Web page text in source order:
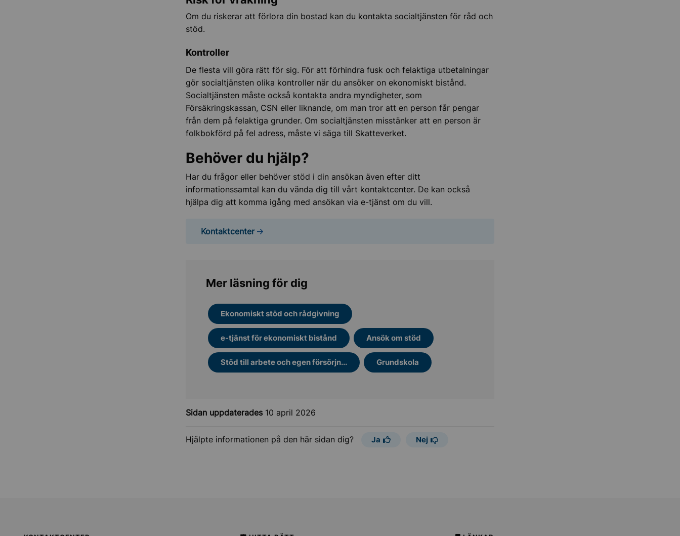
Om du riskerar att förlora din bostad kan du kontakta socialtjänsten för råd och
stöd.
Kontroller
De flesta vill göra rätt för sig. För att förhindra fusk och felaktiga utbetalningar
gör socialtjänsten olika kontroller när du ansöker on ekonomiskt bistånd.
Socialtjänsten måste också kontakta andra myndigheter, som
Försäkringskassan, CSN eller liknande, om man tror att en person får pengar
från dem på felaktiga grunder. Om socialtjänsten misstänker att en person är
folkbokförd på fel adress, måste vi säga till Skatteverket.
Behöver du hjälp?
Har du frågor eller behöver stöd i din ansökan även efter ditt
informationssamtal kan du vända dig till vårt kontaktcenter. De kan också
hjälpa dig att komma igång med ansökan via e-tjänst om du vill.
Kontaktcenter
Mer läsning för dig
Ekonomiskt stöd och rådgivning
e-tjänst för ekonomiskt bistånd Ansök om stöd
Stöd till arbete och egen försörjn... Grundskola
Sidan uppdaterades 10 april 2026
Hjälpte informationen på den här sidan dig? Ja Nej